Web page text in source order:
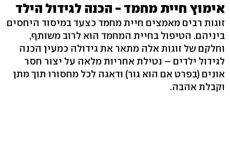
אימוץ חיית מחמד - הכנה לגידול הילד
זוגות רבים מאמצים חיית מחמד כצעד במיסוד היחסים
ביניהם. הטיפול בחיית המחמד הוא לרוב משותף,
וחלקם של זוגות אלה מתאר את גידולה כמעין הכנה
לגידול ילדים – נטילת אחריות מלאה על יצור חסר
אונים (בפרט אם הוא גור) ודאגה לכל מחסורו תוך מתן
וקבלת אהבה.